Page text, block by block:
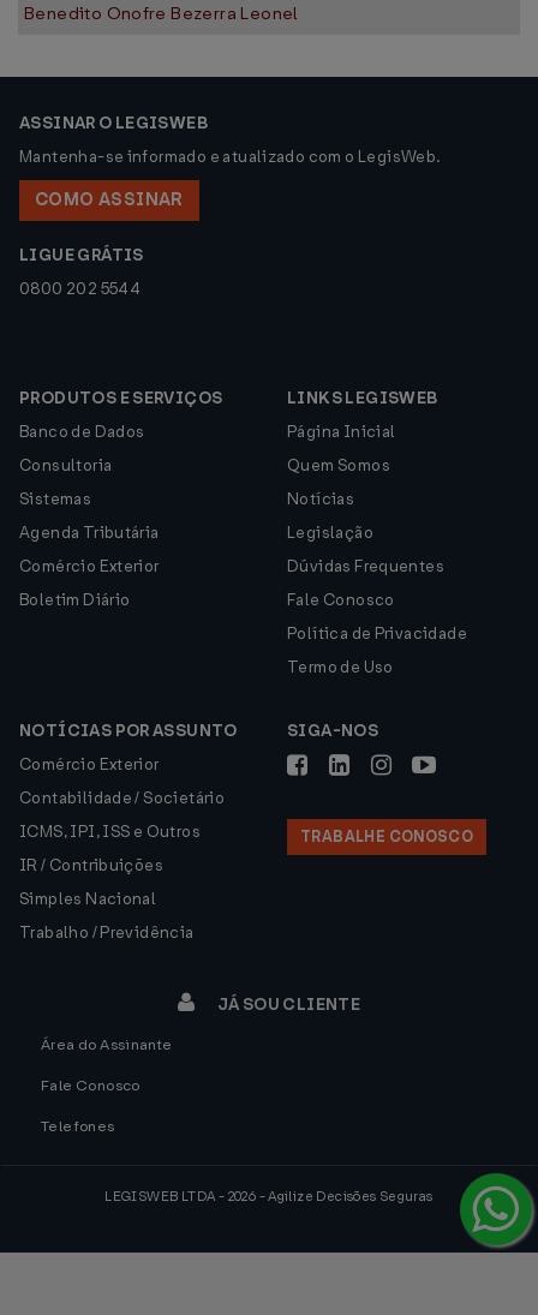
Benedito Onofre Bezerra Leonel
ASSINAR O LEGISWEB
Mantenha-se informado e atualizado com o LegisWeb.
COMO ASSINAR
LIGUE GRÁTIS
0800 202 5544
PRODUTOS E SERVIÇOS
Banco de Dados
Consultoria
Sistemas
Agenda Tributária
Comércio Exterior
Boletim Diário
LINKS LEGISWEB
Página Inicial
Quem Somos
Notícias
Legislação
Dúvidas Frequentes
Fale Conosco
Política de Privacidade
Termo de Uso
NOTÍCIAS POR ASSUNTO
Comércio Exterior
Contabilidade / Societário
ICMS, IPI, ISS e Outros
IR / Contribuições
Simples Nacional
Trabalho / Previdência
SIGA-NOS
TRABALHE CONOSCO
JÁ SOU CLIENTE
Área do Assinante
Fale Conosco
Telefones
LEGISWEB LTDA - 2026 - Agilize Decisões Seguras